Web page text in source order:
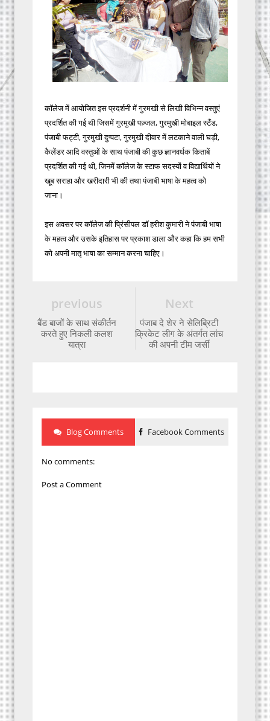
काॅलेज में आयोजित इस प्रदर्शनी में गुरमखी से लिखी विभिन्न वस्तुएं
प्रदर्शित की गई थी जिसमें गुरमुखी पज़्जल, गुरमुखी मोबाइल स्टैंड,
पंजाबी फट्टी, गुरमुखी दुप्पटा, गुरमुखी दीवार में लटकाने वाली घड़ी,
कैलेंडर आदि वस्तुओं के साथ पंजाबी की कुछ ज्ञानवर्धक किताबें
प्रदर्शित की गई थी, जिनमें काॅलेज के स्टाफ सदस्यों व विद्यार्थियों ने
खूब सराहा और खरीदारी भी की तथा पंजाबी भाषा के महत्व को
जाना।
इस अवसर पर काॅलेज की प्रिंसीपल डाॅ हरीश कुमारी ने पंजाबी भाषा
के महत्व और उसके इतिहास पर प्रकाश डाला और कहा कि हम सभी
को अपनी मातृ भाषा का सम्मान करना चाहिए।
Next
पंजाब दे शेर ने सेलिब्रिटी
क्रिकेट लीग के अंतर्गत लांच
की अपनी टीम जर्सी
previous
बैंड बाजों के साथ संकीर्तन
करते हुए निकली कलश
यात्रा
Blog Comments Facebook Comments
No comments:
Post a Comment